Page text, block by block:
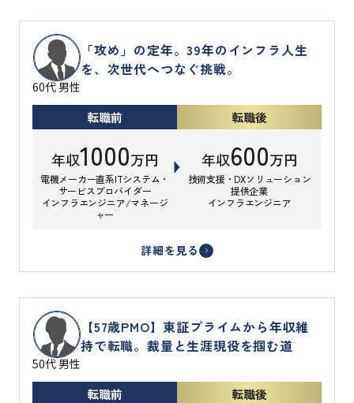
60代 男性
「攻め」の定年。39年のインフラ人生
を、次世代へつなぐ挑戦。
転職前
年収1000万円
電機メーカー直系ITシステム・
サービスプロバイダー
インフラエンジニア/マネージ
ャー
転職後
年収600万円
技術支援・DXソリューション
提供企業
インフラエンジニア
詳細を見る
50代 男性
【57歳PMO】東証プライムから年収維
持で転職。裁量と生涯現役を掴む道
転職前 転職後